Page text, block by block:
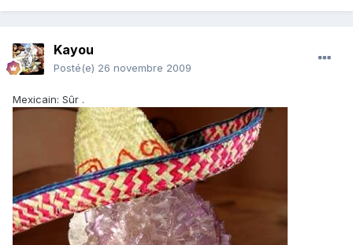
Kayou
Posté(e) 26 novembre 2009
Mexicain: Sûr .